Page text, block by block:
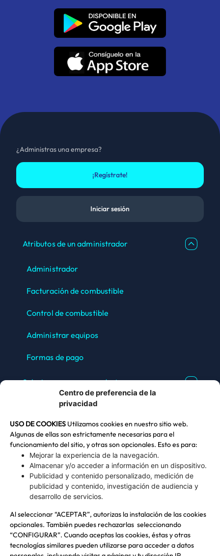
Centro de preferencia de la
privacidad
USO DE COOKIES Utilizamos cookies en nuestro sitio web.
Algunas de ellas son estrictamente necesarias para el
funcionamiento del sitio, y otras son opcionales. Esto es para:
Mejorar la experiencia de la navegación.
Almacenar y/o acceder a información en un dispositivo.
Publicidad y contenido personalizado, medición de
publicidad y contenido, investigación de audiencia y
desarrollo de servicios.
Al seleccionar “ACEPTAR”, autorizas la instalación de las cookies
opcionales. También puedes rechazarlas seleccionando
“CONFIGURAR”. Cuando aceptas las cookies, éstas y otras
tecnologías similares pueden utilizarse para acceder a datos
¿Administras una empresa?
¡Regístrate!
Iniciar sesión
Atributos de un administrador
Administrador
Facturación de combustible
Control de combustible
Administrar equipos
Formas de pago
Soluciones para un conductor
Dudas e información
Edificio Corporativo COPEC
Isidora Goyenechea 2915, Las Condes, Región
Metropolitana
Copec en Línea
600 200 0202